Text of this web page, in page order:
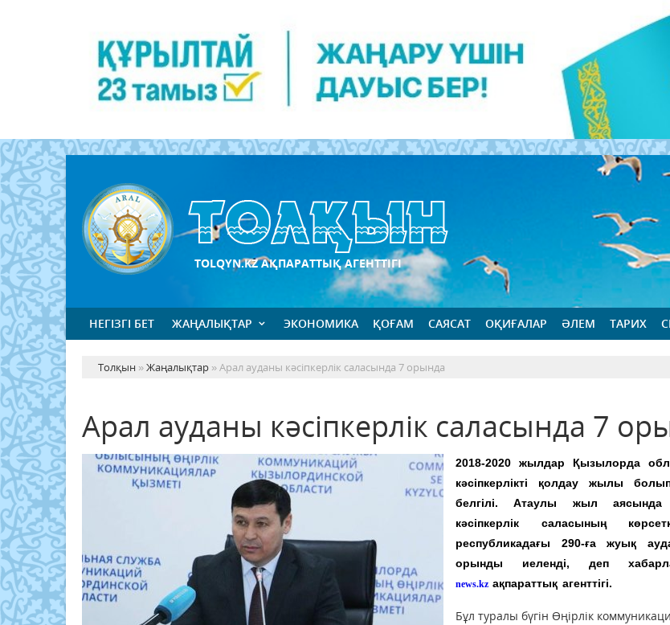
TOLQYN.KZ АҚПАРАТТЫҚ АГЕНТТІГІ
НЕГІЗГІ БЕТ ЖАҢАЛЫҚТАР ЭКОНОМИКА ҚОҒАМ САЯСАТ ОҚИҒАЛАР ӘЛЕМ ТАРИХ
Толқын »Жаңалықтар » Арал ауданы кәсіпкерлік саласында 7 орында
Арал ауданы кәсіпкерлік саласында 7
2018-2020 жылдар Қызылорда
кәсіпкерлікті қолдау жылы
белгілі. Атаулы жыл
кәсіпкерлік саласының
республикадағы 290-ға жуық
орынды иеленді, деп
news.kz ақпараттық агенттігі.
Бұл туралы бүгін Өңірлік